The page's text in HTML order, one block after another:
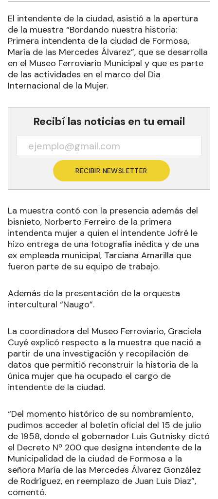
El intendente de la ciudad, asistió a la apertura
de la muestra “Bordando nuestra historia:
Primera intendenta de la ciudad de Formosa,
María de las Mercedes Álvarez”, que se desarrolla
en el Museo Ferroviario Municipal y que es parte
de las actividades en el marco del Dia
Internacional de la Mujer.
Recibí las noticias en tu email
RECIBIR NEWSLETTER
La muestra contó con la presencia además del
bisnieto, Norberto Ferreiro de la primera
intendenta mujer a quien el intendente Jofré le
hizo entrega de una fotografía inédita y de una
ex empleada municipal, Tarciana Amarilla que
fueron parte de su equipo de trabajo.
Además de la presentación de la orquesta
intercultural “Naugo”.
La coordinadora del Museo Ferroviario, Graciela
Cuyé explicó respecto a la muestra que nació a
partir de una investigación y recopilación de
datos que permitió reconstruir la historia de la
única mujer que ha ocupado el cargo de
intendente de la ciudad.
“Del momento histórico de su nombramiento,
pudimos acceder al boletín oficial del 15 de julio
de 1958, donde el gobernador Luis Gutnisky dictó
el Decreto Nº 200 que designa intendente de la
Municipalidad de la ciudad de Formosa a la
señora María de las Mercedes Álvarez González
de Rodríguez, en reemplazo de Juan Luis Diaz”,
comentó.